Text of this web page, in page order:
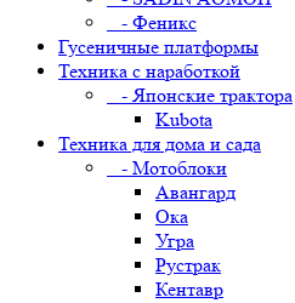
- Феникс
Гусеничные платформы
Техника с наработкой
- Японские трактора
Kubota
Техника для дома и сада
- Мотоблоки
Авангард
Ока
Угра
Рустрак
Кентавр